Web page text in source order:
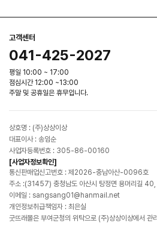
고객센터
041-425-2027
평일 10:00 ~ 17:00
점심시간 12:00 ~13:00
주말 및 공휴일은 휴무입니다.
상호명 : (주)상상이상
대표이사 : 송임순
사업자등록번호 : 305-86-00160
[사업자정보확인]
통신판매업신고번호 : 제2026-충남아산-0096호
주소 :(31457) 충청남도 아산시 탕정면 용머리길
이메일 : sangsang01@hanmail.net
개인정보취급책임자 : 최은실
굿뜨래몰은 부여군청의 위탁으로 (주)상상이상에서 관